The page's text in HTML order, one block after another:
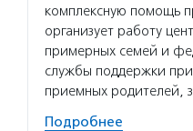
комплексную помощь
организует работу
примерных семей и
службы поддержки
приемных родителей,
Подробнее